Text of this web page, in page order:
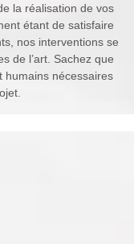
la réalisation de vos
étant de satisfaire
nos interventions se
de l’art. Sachez que
humains nécessaires